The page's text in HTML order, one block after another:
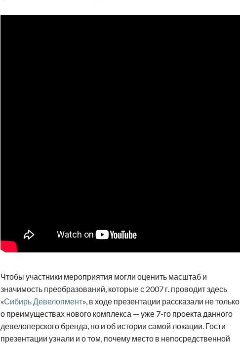
Чтобы участники мероприятия могли оценить масштаб и
значимость преобразований, которые с 2007 г. проводит здесь
«Сибирь Девелопмент», в ходе презентации рассказали не только
о преимуществах нового комплекса — уже 7-го проекта данного
девелоперского бренда, но и об истории самой локации. Гости
презентации узнали и о том, почему место в непосредственной